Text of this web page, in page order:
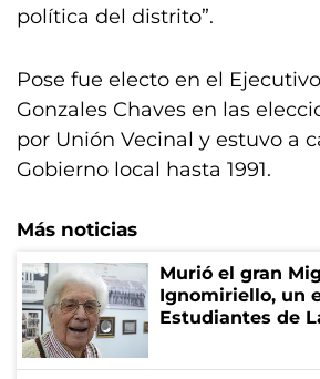
política del distrito”.
Pose fue electo en el
Gonzales Chaves en las
por Unión Vecinal y estuvo a
Gobierno local hasta 1991.
Más noticias
Murió el gran
Ignomiriello, un
Estudiantes de